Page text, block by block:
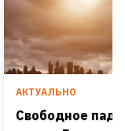
АКТУАЛЬНО
Свободное